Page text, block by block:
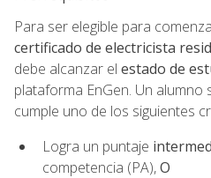
Para ser elegible para
certificado de electricista
debe alcanzar el estado de
plataforma EnGen. Un alumno
cumple uno de los siguientes
Logra un puntaje
competencia (PA),O